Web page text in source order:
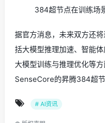
384超节点在训练场
据官方消息，未来双方还
括大模型推理加速、智能
大模型训练与推理优化等
SenseCore的昇腾384超节
# AI资讯